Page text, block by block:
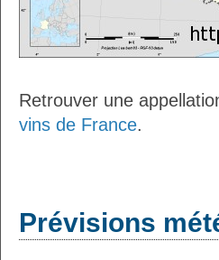
Retrouver une
vins de France.
Prévisions